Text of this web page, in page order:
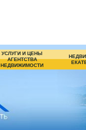
УСЛУГИ И ЦЕНЫ
АГЕНТСТВА
НЕДВИЖИМОСТИ